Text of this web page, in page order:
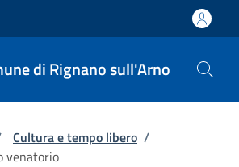
di Rignano sull'Arno
pane
Cultura e tempo libero /
venatorio